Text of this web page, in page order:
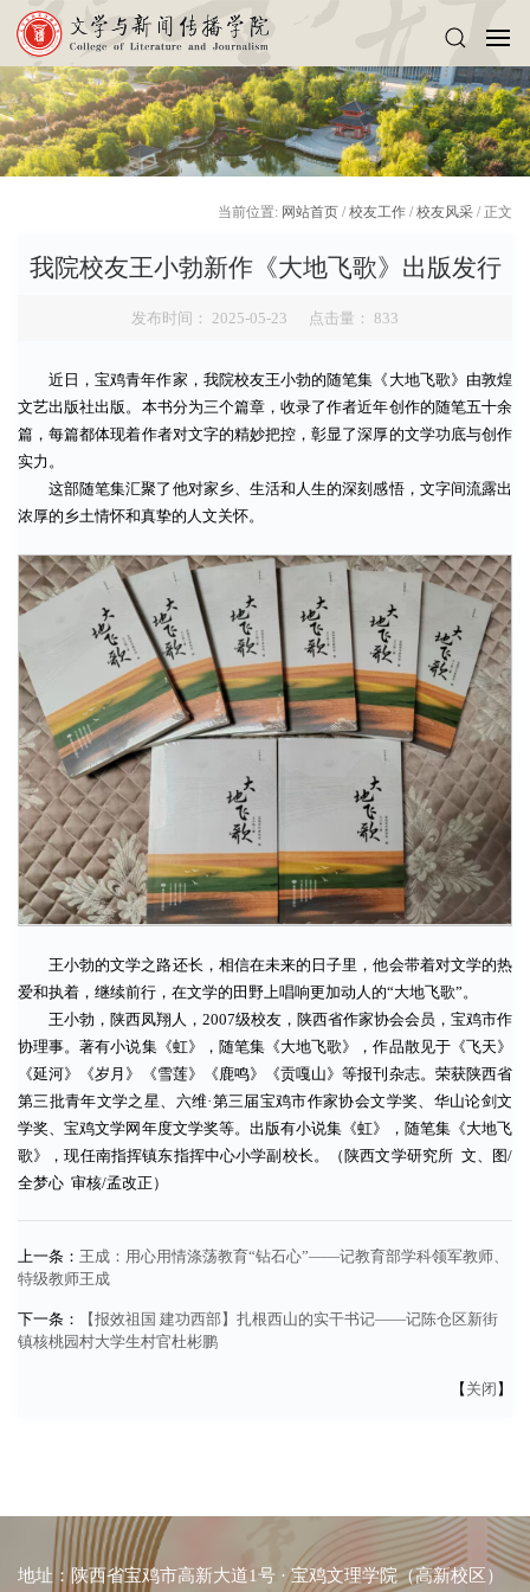
当前位置: 网站首页 / 校友工作 / 校友风采 / 正文
我院校友王小勃新作《大地飞歌》出版发行
发布时间： 2025-05-23 点击量： 833
近日，宝鸡青年作家，我院校友王小勃的随笔集《大地飞歌》由敦煌
文艺出版社出版。本书分为三个篇章，收录了作者近年创作的随笔五十余
篇，每篇都体现着作者对文字的精妙把控，彰显了深厚的文学功底与创作
实力。
这部随笔集汇聚了他对家乡、生活和人生的深刻感悟，文字间流露出
浓厚的乡土情怀和真挚的人文关怀。
王小勃的文学之路还长，相信在未来的日子里，他会带着对文学的热
爱和执着，继续前行，在文学的田野上唱响更加动人的“大地飞歌”。
王小勃，陕西凤翔人，2007级校友，陕西省作家协会会员，宝鸡市作
协理事。著有小说集《虹》，随笔集《大地飞歌》，作品散见于《飞天》
《延河》《岁月》《雪莲》《鹿鸣》《贡嘎山》等报刊杂志。荣获陕西省
第三批青年文学之星、六维·第三届宝鸡市作家协会文学奖、华山论剑文
学奖、宝鸡文学网年度文学奖等。出版有小说集《虹》，随笔集《大地飞
歌》，现任南指挥镇东指挥中心小学副校长。（陕西文学研究所 文、图/
全梦心 审核/孟改正）
上一条： 王成：用心用情涤荡教育“钻石心”——记教育部学科领军教师、
特级教师王成
下一条：
【报效祖国 建功西部】扎根西山的实干书记——记陈仓区新街
镇核桃园村大学生村官杜彬鹏
【 关闭 】
地址：陕西省宝鸡市高新大道1号 · 宝鸡文理学院（高新校区）